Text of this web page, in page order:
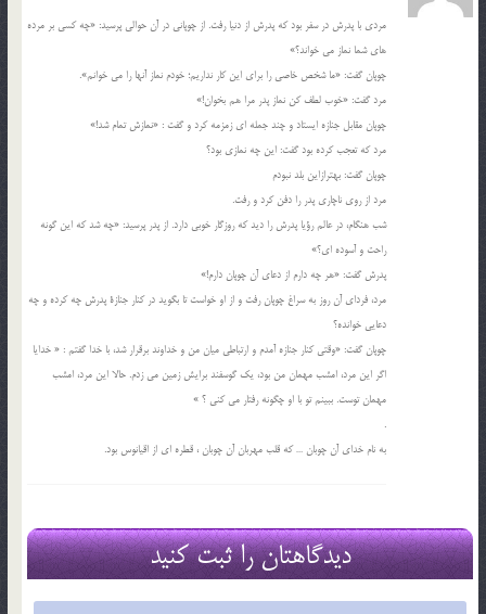
مردی با پدرش در سفر بود که پدرش از دنیا رفت. از چوپانی در آن حوالی پرسید: «چه کسی بر مرده
های شما نماز می خواند؟»
چوپان گفت: «ما شخص خاصی را برای این کار نداریم؛ خودم نماز آنها را می خوانم».
مرد گفت: «خوب لطف کن نماز پدر مرا هم بخوان!»
چوپان مقابل جنازه ایستاد و چند جمله ای زمزمه کرد و گفت : «نمازش تمام شد!»
مرد که تعجب کرده بود گفت: این چه نمازی بود؟
چوپان گفت: بهترازاین بلد نبودم
مرد از روی ناچاری پدر را دفن کرد و رفت.
شب هنگام، در عالم رؤیا پدرش را دید که روزگار خوبی دارد. از پدر پرسید: «چه شد که این گونه
راحت و آسوده ای؟»
پدرش گفت: «هر چه دارم از دعای آن چوپان دارم!»
مرد، فردای آن روز به سراغ چوپان رفت و از او خواست تا بگوید در کنار جنازۀ پدرش چه کرده و چه
دعایی خوانده؟
چوپان گفت: «وقتی کنار جنازه آمدم و ارتباطی میان من و خداوند برقرار شد، با خدا گفتم : « خدایا
اگر این مرد، امشب مهمان من بود، یک گوسفند برایش زمین می زدم. حالا این مرد، امشب
مهمان توست. ببینم تو با او چگونه رفتار می کنی ؟ »
.
به نام خدای آن چوبان … که قلب مهربان آن چوبان ، قطره ای از اقیانوس بود.
دیدگاهتان را ثبت کنید